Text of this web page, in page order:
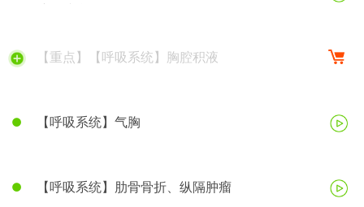
【重点】【呼吸系统】胸腔积液
【呼吸系统】气胸
【呼吸系统】肋骨骨折、纵隔肿瘤